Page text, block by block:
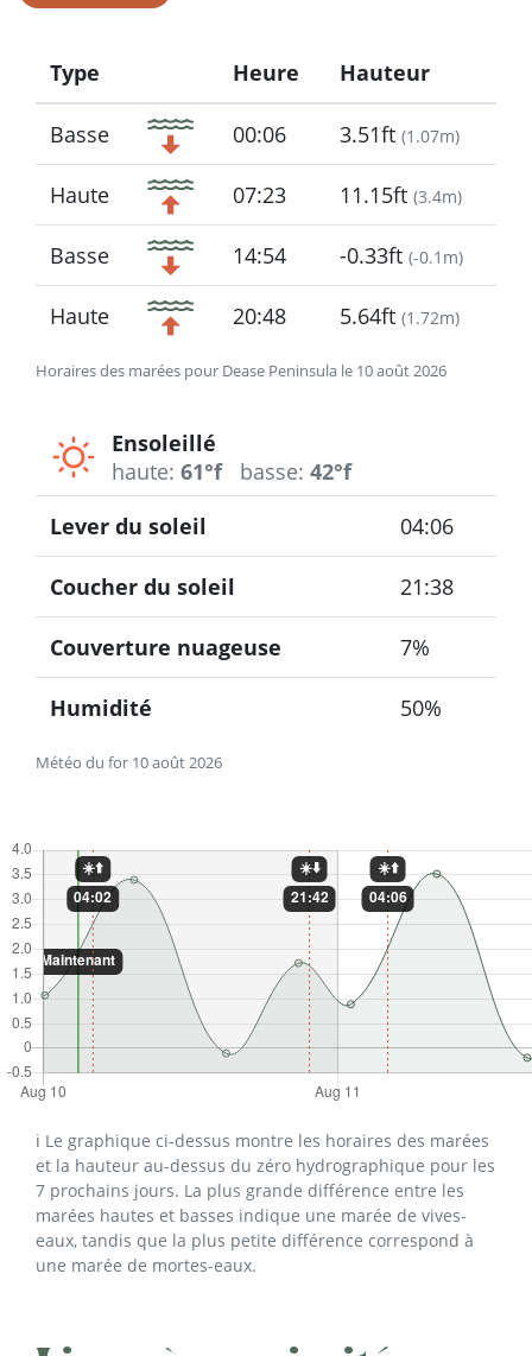
Horaires des marées pour Dease Peninsula le 10 août 2026
Type
Icon
Heure Hauteur
Basse 00:06 3.51ft (1.07m)
Haute 07:23 11.15ft (3.4m)
Basse 14:54 -0.33ft (-0.1m)
Haute 20:48 5.64ft (1.72m)
Ensoleillé
haute: 61°f basse: 42°f
Météo du for 10 août 2026
Lever du soleil 04:06
Coucher du soleil 21:38
Couverture nuageuse 7%
Humidité 50%
ℹ️ Le graphique ci-dessus montre les horaires des marées
et la hauteur au-dessus du zéro hydrographique pour les
7 prochains jours. La plus grande différence entre les
marées hautes et basses indique une marée de vives-
eaux, tandis que la plus petite différence correspond à
une marée de mortes-eaux.